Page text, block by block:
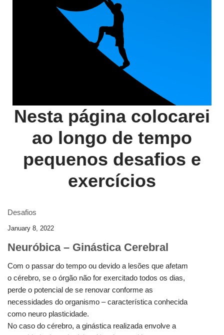
Nesta página colocarei
ao longo de tempo
pequenos desafios e
exercícios
Desafios
January 8, 2022
Neuróbica – Ginástica Cerebral
Com o passar do tempo ou devido a lesões que afetam
o cérebro, se o órgão não for exercitado todos os dias,
perde o potencial de se renovar conforme as
necessidades do organismo – característica conhecida
como neuro plasticidade.
No caso do cérebro, a ginástica realizada envolve a